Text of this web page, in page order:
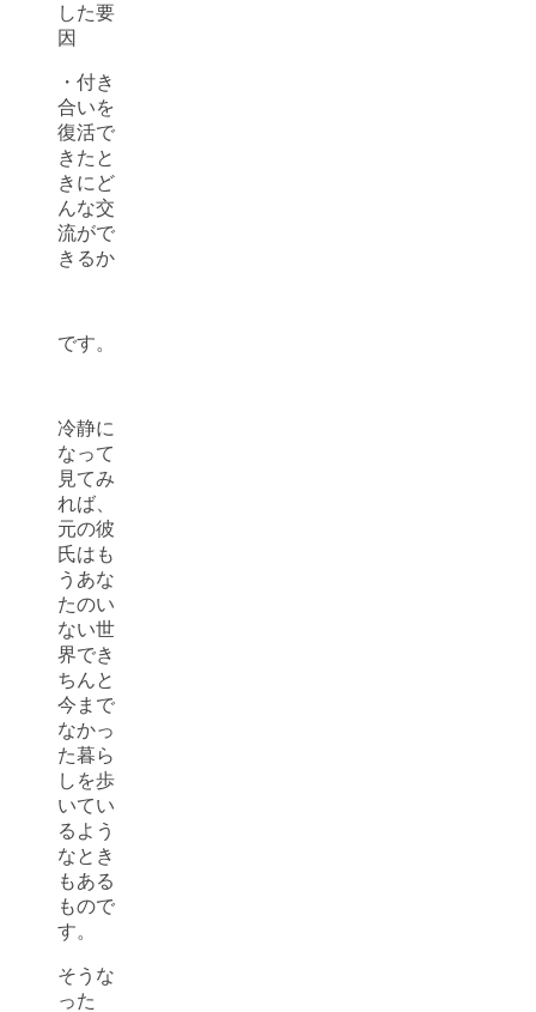
した要
因
・付き
合いを
復活で
きたと
きにど
んな交
流がで
きるか
です。
冷静に
なって
見てみ
れば、
元の彼
氏はも
うあな
たのい
ない世
界でき
ちんと
今まで
なかっ
た暮ら
しを歩
いてい
るよう
なとき
もある
もので
す。
そうな
った